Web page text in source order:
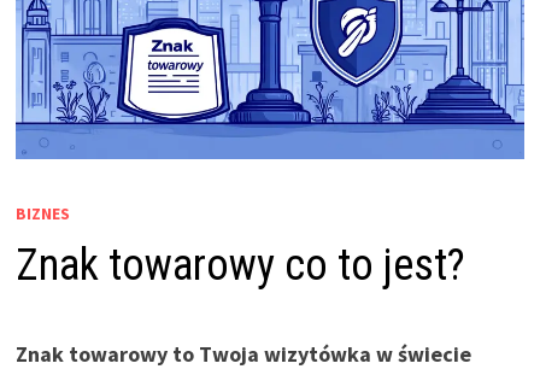
BIZNES
Znak towarowy co to jest?
Znak towarowy to Twoja wizytówka w świecie